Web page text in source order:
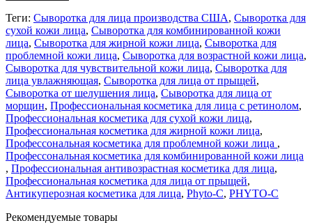
Теги: Сыворотка для лица производства США, Сыворотка для
сухой кожи лица, Сыворотка для комбинированной кожи
лица, Сыворотка для жирной кожи лица, Сыворотка для
проблемной кожи лица, Сыворотка для возрастной кожи лица,
Сыворотка для чувствительной кожи лица, Сыворотка для
лица увлажняющая, Сыворотка для лица от прыщей,
Сыворотка от шелушения лица, Сыворотка для лица от
морщин, Профессиональная косметика для лица с ретинолом,
Профессиональная косметика для сухой кожи лица,
Профессиональная косметика для жирной кожи лица,
Профессональная косметика для проблемной кожи лица ,
Профессональная косметика для комбинированной кожи лица
, Профессиональная антивозрастная косметика для лица,
Профессиональная косметика для лица от прыщей,
Антикуперозная косметика для лица, Phyto-C, PHYTO-C
Рекомендуемые товары